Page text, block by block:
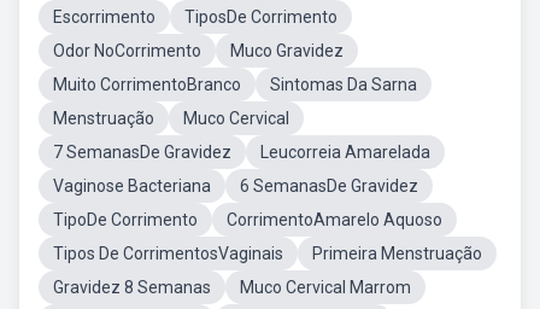
Escorrimento
TiposDe Corrimento
Odor NoCorrimento
Muco Gravidez
Muito CorrimentoBranco
Sintomas Da Sarna
Menstruação
Muco Cervical
7 SemanasDe Gravidez
Leucorreia Amarelada
Vaginose Bacteriana
6 SemanasDe Gravidez
TipoDe Corrimento
CorrimentoAmarelo Aquoso
Tipos De CorrimentosVaginais
Primeira Menstruação
Gravidez 8 Semanas
Muco Cervical Marrom